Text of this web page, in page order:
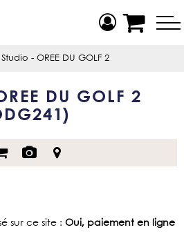
Studio - OREE DU GOLF 2
DU GOLF 2
)
sur ce site : Oui, paiement en ligne